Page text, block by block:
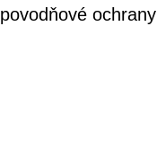
povodňové